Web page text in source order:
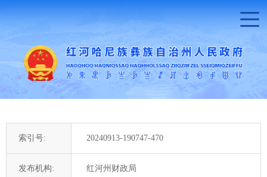
索引号: 20240913-190747-470
发布机构: 红河州财政局